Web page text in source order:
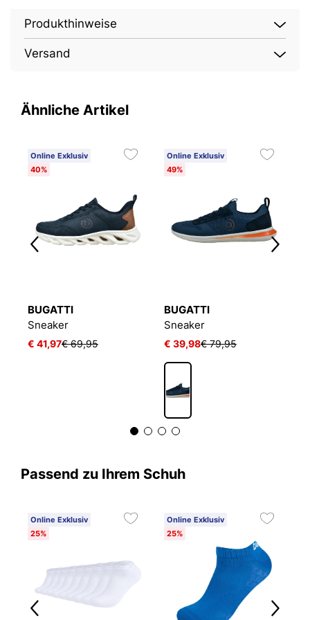
Produkthinweise
Versand
Ähnliche Artikel
Online Exklusiv
40%
BUGATTI
Sneaker
€ 41,97€ 69,95
Online Exklusiv
49%
BUGATTI
Sneaker
€ 39,98€ 79,95
Passend zu Ihrem Schuh
Online Exklusiv
25%
Online Exklusiv
25%